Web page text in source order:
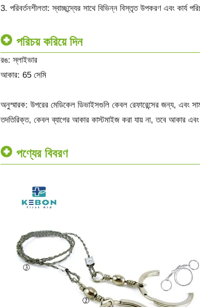
3. পরিবর্তনশীলতা: স্বাচ্ছন্দ্যের সাথে বিভিন্ন বিস্তৃত উপকরণ এবং কার্য
পরিচয় করিয়ে দিন
রঙ: স্লাইভার
আকার: 65 সেমি
অনুস্মারক: উপরের মেডিকেল ডিভাইসগুলি কেবল রেফারেন্সের জন্য, এবং
তদতিরিক্ত, কেবল ব্যাগের আকার কাস্টমাইজ করা যায় না, তবে আকার এবং
পণ্যের বিবরণ